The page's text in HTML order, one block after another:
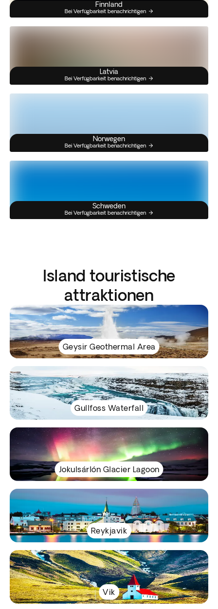
Finnland
Bei Verfügbarkeit benachrichtigen
Latvia
Bei Verfügbarkeit benachrichtigen
Norwegen
Bei Verfügbarkeit benachrichtigen
Schweden
Bei Verfügbarkeit benachrichtigen
Island touristische
attraktionen
Geysir Geothermal Area
Gullfoss Waterfall
Jokulsárlón Glacier Lagoon
Reykjavik
Vik